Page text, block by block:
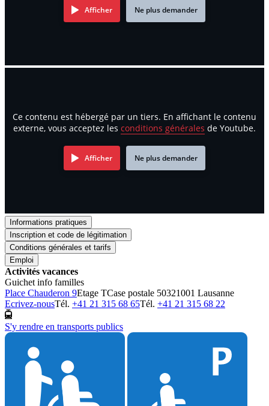
Afficher Ne plus demander
Ce contenu est hébergé par un tiers. En affichant le contenu
externe, vous acceptez les conditions générales de Youtube.
Afficher Ne plus demander
Informations pratiques
Inscription et code de légitimation
Conditions générales et tarifs
Emploi
Activités vacances
Guichet info familles
Place Chauderon 9Etage TCase postale 50321001 Lausanne
Ecrivez-nousTél. +41 21 315 68 65Tél. +41 21 315 68 22
S'y rendre en transports publics